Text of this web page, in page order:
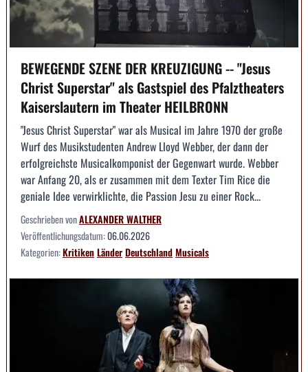
BEWEGENDE SZENE DER KREUZIGUNG -- "Jesus
Christ Superstar" als Gastspiel des Pfalztheaters
Kaiserslautern im Theater HEILBRONN
"Jesus Christ Superstar" war als Musical im Jahre 1970 der große
Wurf des Musikstudenten Andrew Lloyd Webber, der dann der
erfolgreichste Musicalkomponist der Gegenwart wurde. Webber
war Anfang 20, als er zusammen mit dem Texter Tim Rice die
geniale Idee verwirklichte, die Passion Jesu zu einer Rock...
Geschrieben vonALEXANDER WALTHER
Veröffentlichungsdatum:06.06.2026
Kategorien:KritikenLänderDeutschlandMusicals